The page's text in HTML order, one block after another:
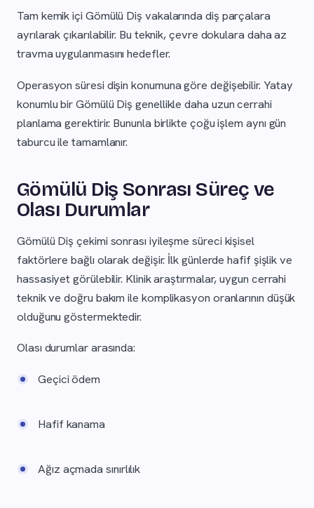
Tam kemik içi Gömülü Diş vakalarında diş parçalara
ayrılarak çıkarılabilir. Bu teknik, çevre dokulara daha az
travma uygulanmasını hedefler.
Operasyon süresi dişin konumuna göre değişebilir. Yatay
konumlu bir Gömülü Diş genellikle daha uzun cerrahi
planlama gerektirir. Bununla birlikte çoğu işlem aynı gün
taburcu ile tamamlanır.
Gömülü Diş Sonrası Süreç ve
Olası Durumlar
Gömülü Diş çekimi sonrası iyileşme süreci kişisel
faktörlere bağlı olarak değişir. İlk günlerde hafif şişlik ve
hassasiyet görülebilir. Klinik araştırmalar, uygun cerrahi
teknik ve doğru bakım ile komplikasyon oranlarının düşük
olduğunu göstermektedir.
Olası durumlar arasında:
Geçici ödem
Hafif kanama
Ağız açmada sınırlılık